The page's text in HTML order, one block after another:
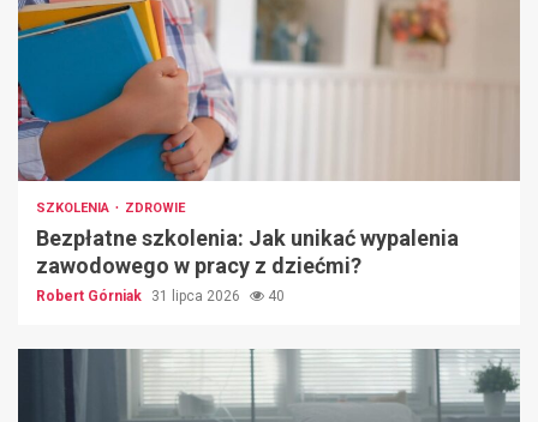
SZKOLENIA ZDROWIE
Bezpłatne szkolenia: Jak unikać wypalenia
zawodowego w pracy z dziećmi?
Robert Górniak 31 lipca 2026 40